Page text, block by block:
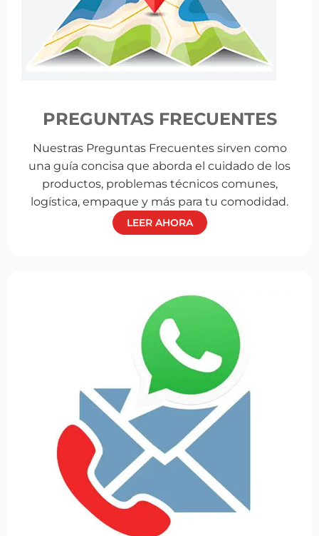
PREGUNTAS FRECUENTES
Nuestras Preguntas Frecuentes sirven como
una guía concisa que aborda el cuidado de los
productos, problemas técnicos comunes,
logística, empaque y más para tu comodidad.
LEER AHORA